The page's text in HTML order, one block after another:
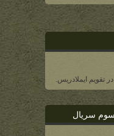
تقویم ایملادریس.
سریال